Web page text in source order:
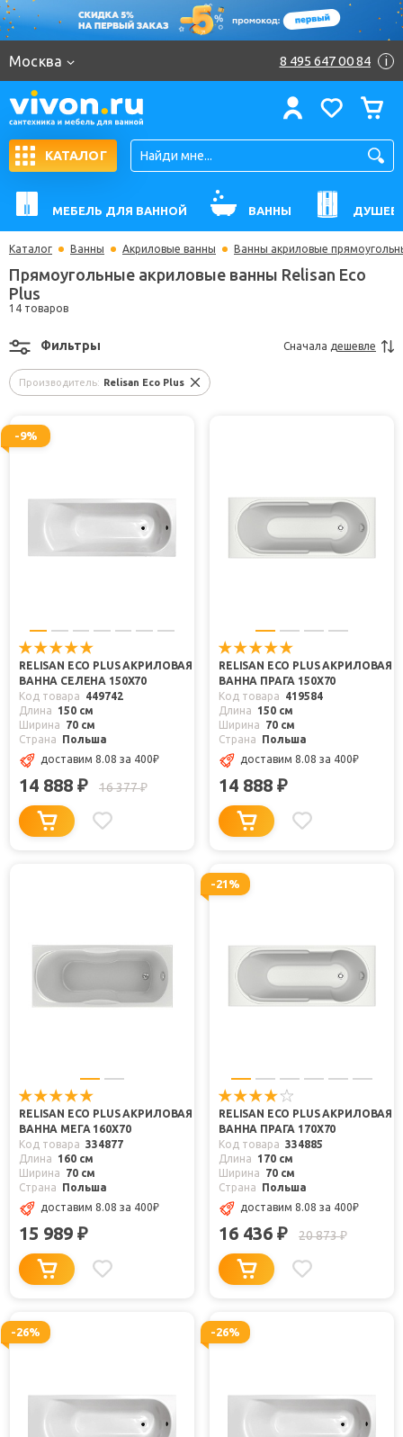
Москва 8 495 647 00 84 i
КАТАЛОГ
МЕБЕЛЬ ДЛЯ ВАННОЙ ВАННЫ
Каталог Ванны Акриловые ванны Ванны акриловые
Прямоугольные акриловые ванны Relisan Eco
Plus
14 товаров
Производитель: Relisan Eco Plus
Фильтры Сначала дешевле
-9%
RELISAN ECO PLUS АКРИЛОВАЯ
ВАННА СЕЛЕНА 150X70
Код товара
449742
Длина
150 см
Ширина
70 см
Страна
Польша
доставим 8.08 за 400₽
14 888 ₽ 16 377₽
RELISAN ECO PLUS АКРИЛОВАЯ
ВАННА ПРАГА 150Х70
Код товара
419584
Длина
150 см
Ширина
70 см
Страна
Польша
доставим 8.08 за 400₽
14 888 ₽
RELISAN ECO PLUS АКРИЛОВАЯ
ВАННА МЕГА 160Х70
Код товара 334877
Длина
160 см
Ширина
70 см
Страна
Польша
доставим 8.08 за 400₽
15 989 ₽
-21%
RELISAN ECO PLUS АКРИЛОВАЯ
ВАННА ПРАГА 170Х70
Код товара 334885
Длина
170 см
Ширина
70 см
Страна
Польша
доставим 8.08 за 400₽
16 436 ₽ 20 873₽
-26% -26%